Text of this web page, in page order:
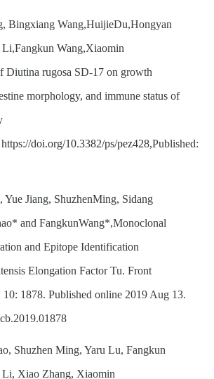
Bingxiang Wang,HuijieDu,Hongyan
Wang,Xiaomin
Diutina rugosa SD-17 on growth
morphology, and immune status of
https://doi.org/10.3382/ps/pez428,Published:
Jiang, ShuzhenMing, Sidang
and FangkunWang*,Monoclonal
and Epitope Identification
Elongation Factor Tu. Front
1878. Published online 2019 Aug 13.
Shuzhen Ming, Yaru Lu, Fangkun
Li, Xiao Zhang, Xiaomin